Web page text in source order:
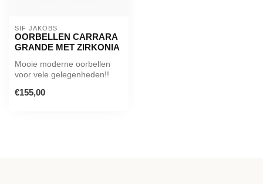
SIF JAKOBS
OORBELLEN CARRARA
GRANDE MET ZIRKONIA
Mooie moderne oorbellen
voor vele gelegenheden!!
€155,00